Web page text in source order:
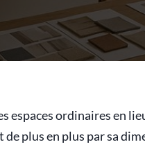
espaces ordinaires en
plus en plus par sa